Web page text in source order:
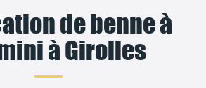
de benne à
à Girolles